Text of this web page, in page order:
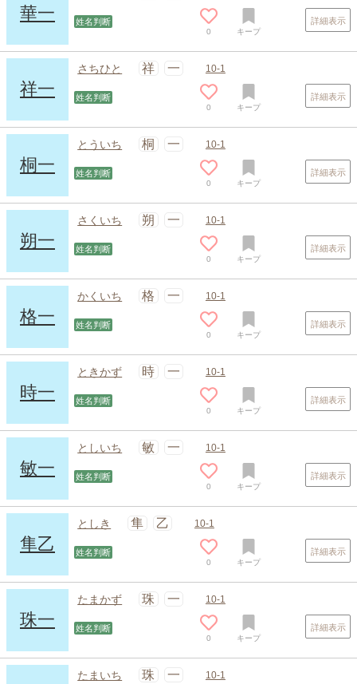
華一 姓名判断
0 キープ
詳細表示
祥一
さちひと 祥 一 10-1
姓名判断
0 キープ
詳細表示
桐一
とういち 桐 一 10-1
姓名判断
0 キープ
詳細表示
朔一
さくいち 朔 一 10-1
姓名判断
0 キープ
詳細表示
格一
かくいち 格 一 10-1
姓名判断
0 キープ
詳細表示
時一
ときかず 時 一 10-1
姓名判断
0 キープ
詳細表示
敏一
としいち 敏 一 10-1
姓名判断
0 キープ
詳細表示
隼乙
としき 隼 乙 10-1
姓名判断
0 キープ
詳細表示
珠一
たまかず 珠 一 10-1
姓名判断
0 キープ
詳細表示
たまいち 珠 一 10-1